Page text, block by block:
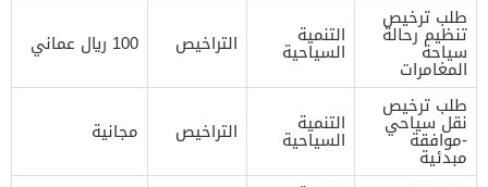
طلب ترخيص
تنظيم رحالة
سياحة
المغامرات
التنمية
السياحية التراخيص 100 ريال عماني
طلب ترخيص
نقل سياحي
-موافقة
مبدئية
التنمية
السياحية التراخيص مجانية